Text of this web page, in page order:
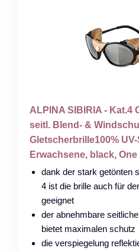
ALPINA SIBIRIA - Kat.4
seitl. Blend- &
Gletscherbrille100%
Erwachsene, black, One
dank der stark getönten
4 ist die brille auch für
geeignet
der abnehmbare
bietet maximalen schutz
die verspiegelung